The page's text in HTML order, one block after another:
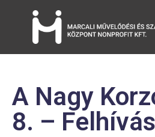
A Nagy
8. – Felhívás